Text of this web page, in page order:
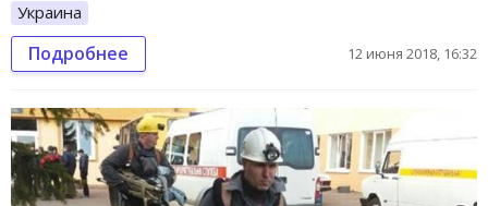
Украина
Подробнее 12 июня 2018, 16:32